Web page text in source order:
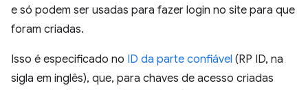
e só podem ser usadas para fazer login no site para que
foram criadas.
Isso é especificado no ID da parte confiável (RP ID, na
sigla em inglês), que, para chaves de acesso criadas